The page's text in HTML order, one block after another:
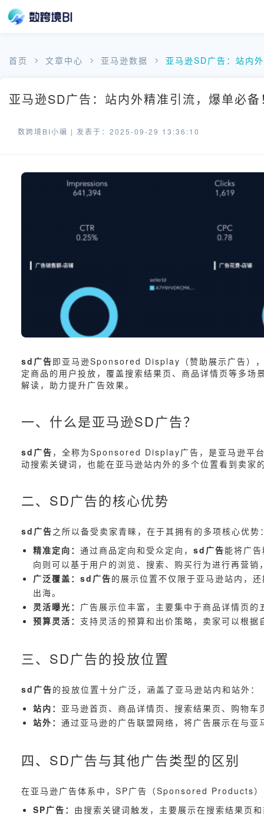
首页 文章中心 亚马逊数据 亚马逊SD广告：站内
亚马逊SD广告：站内外精准引流，爆单必
数跨境BI小编 | 发表于：2025-09-29 13:36:10
sd广告即亚马逊Sponsored Display（赞助展示广告）
定商品的用户投放，覆盖搜索结果页、商品详情页等多
解读，助力提升广告效果。
一、什么是亚马逊SD广告？
sd广告 ，全称为Sponsored Display广告，是亚马逊平
动搜索关键词，也能在亚马逊站内外的多个位置看到卖家
二、SD广告的核心优势
sd广告之所以备受卖家青睐，在于其拥有的多项核心优势
精准定向： 通过商品定向和受众定向， sd广告能将广
向则可以基于用户的浏览、搜索、购买行为进行再营销
广泛覆盖： sd广告的展示位置不仅限于亚马逊站内，
出海。
灵活曝光： 广告展示位丰富，主要集中于商品详情页
预算灵活： 支持灵活的预算和出价策略，卖家可以根
三、SD广告的投放位置
sd广告的投放位置十分广泛，涵盖了亚马逊站内和站外：
站内： 亚马逊首页、商品详情页、搜索结果页、购物
站外： 通过亚马逊的广告联盟网络，将广告展示在与
四、SD广告与其他广告类型的区别
在亚马逊广告体系中，SP广告（Sponsored Products
SP广告： 由搜索关键词触发，主要展示在搜索结果页